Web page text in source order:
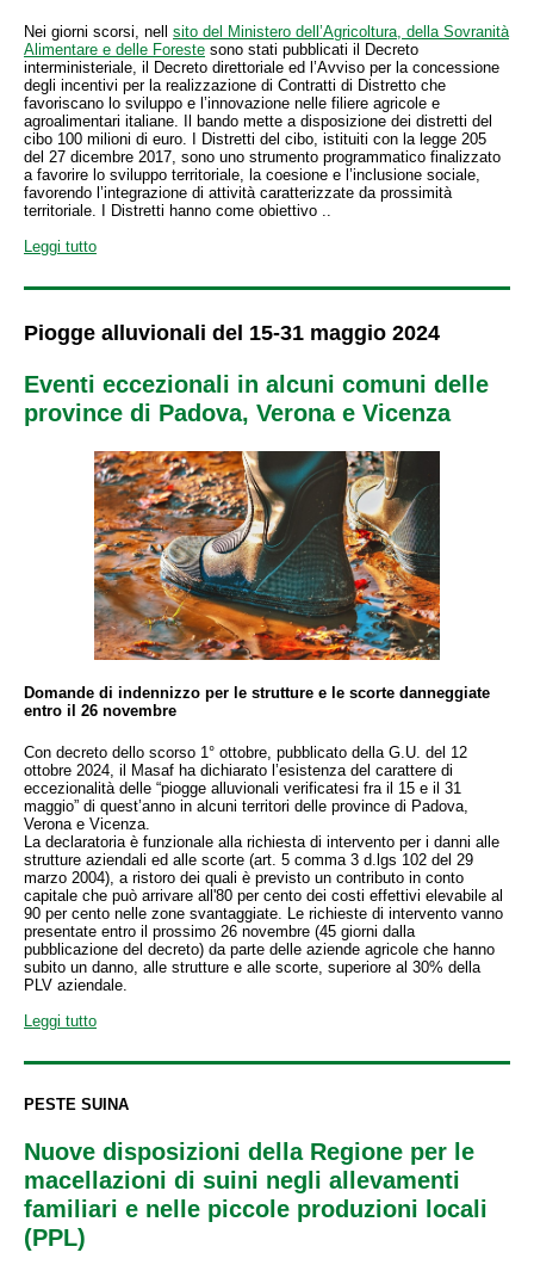
Nei giorni scorsi, nell sito del Ministero dell’Agricoltura, della Sovranità
Alimentare e delle Foreste sono stati pubblicati il Decreto
interministeriale, il Decreto direttoriale ed l’Avviso per la concessione
degli incentivi per la realizzazione di Contratti di Distretto che
favoriscano lo sviluppo e l’innovazione nelle filiere agricole e
agroalimentari italiane. Il bando mette a disposizione dei distretti del
cibo 100 milioni di euro. I Distretti del cibo, istituiti con la legge 205
del 27 dicembre 2017, sono uno strumento programmatico finalizzato
a favorire lo sviluppo territoriale, la coesione e l’inclusione sociale,
favorendo l’integrazione di attività caratterizzate da prossimità
territoriale. I Distretti hanno come obiettivo ..
Leggi tutto
Piogge alluvionali del 15-31 maggio 2024
Eventi eccezionali in alcuni comuni delle
province di Padova, Verona e Vicenza
Domande di indennizzo per le strutture e le scorte danneggiate
entro il 26 novembre
Con decreto dello scorso 1° ottobre, pubblicato della G.U. del 12
ottobre 2024, il Masaf ha dichiarato l’esistenza del carattere di
eccezionalità delle “piogge alluvionali verificatesi fra il 15 e il 31
maggio” di quest’anno in alcuni territori delle province di Padova,
Verona e Vicenza.
La declaratoria è funzionale alla richiesta di intervento per i danni alle
strutture aziendali ed alle scorte (art. 5 comma 3 d.lgs 102 del 29
marzo 2004), a ristoro dei quali è previsto un contributo in conto
capitale che può arrivare all'80 per cento dei costi effettivi elevabile al
90 per cento nelle zone svantaggiate. Le richieste di intervento vanno
presentate entro il prossimo 26 novembre (45 giorni dalla
pubblicazione del decreto) da parte delle aziende agricole che hanno
subito un danno, alle strutture e alle scorte, superiore al 30% della
PLV aziendale.
Leggi tutto
PESTE SUINA
Nuove disposizioni della Regione per le
macellazioni di suini negli allevamenti
familiari e nelle piccole produzioni locali
(PPL)